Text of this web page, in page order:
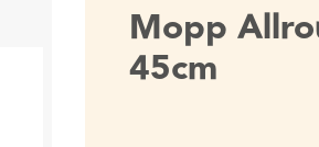
Mopp
45cm